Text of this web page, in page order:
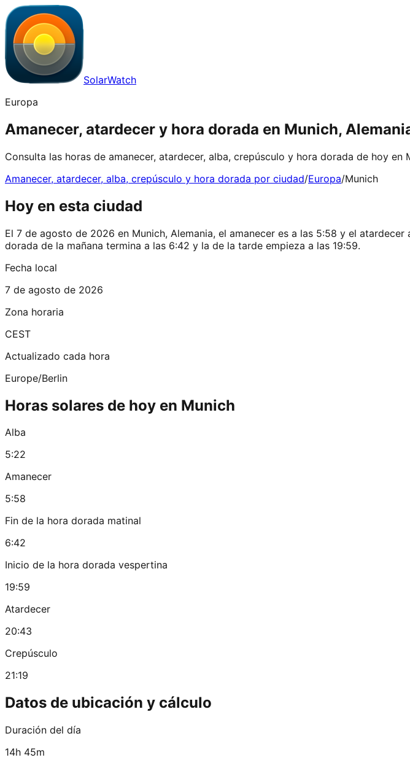
SolarWatch
Europa
Amanecer, atardecer y hora dorada en Munich,
Consulta las horas de amanecer, atardecer, alba, crepúsculo y hora dorada de hoy en
Amanecer, atardecer, alba, crepúsculo y hora dorada por ciudad/Europa/Munich
Hoy en esta ciudad
El 7 de agosto de 2026 en Munich, Alemania, el amanecer es a las 5:58 y el
dorada de la mañana termina a las 6:42 y la de la tarde empieza a las 19:59.
Fecha local
7 de agosto de 2026
Zona horaria
CEST
Actualizado cada hora
Europe/Berlin
Horas solares de hoy en Munich
Alba
5:22
Amanecer
5:58
Fin de la hora dorada matinal
6:42
Inicio de la hora dorada vespertina
19:59
Atardecer
20:43
Crepúsculo
21:19
Datos de ubicación y cálculo
Duración del día
14h 45m